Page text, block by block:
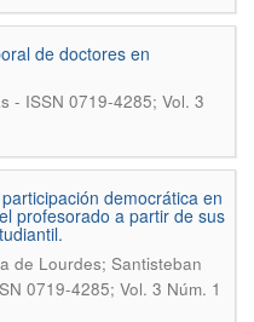
de doctores en
- ISSN 0719-4285; Vol. 3
democrática en
profesorado a partir de sus
de Lourdes; Santisteban
0719-4285; Vol. 3 Núm. 1